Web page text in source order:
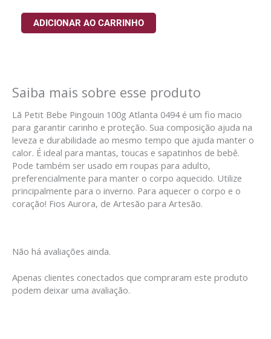
ADICIONAR AO CARRINHO
Saiba mais sobre esse produto
Lã Petit Bebe Pingouin 100g Atlanta 0494 é um fio macio
para garantir carinho e proteção. Sua composição ajuda na
leveza e durabilidade ao mesmo tempo que ajuda manter o
calor. É ideal para mantas, toucas e sapatinhos de bebê.
Pode também ser usado em roupas para adulto,
preferencialmente para manter o corpo aquecido. Utilize
principalmente para o inverno. Para aquecer o corpo e o
coração! Fios Aurora, de Artesão para Artesão.
Não há avaliações ainda.
Apenas clientes conectados que compraram este produto
podem deixar uma avaliação.